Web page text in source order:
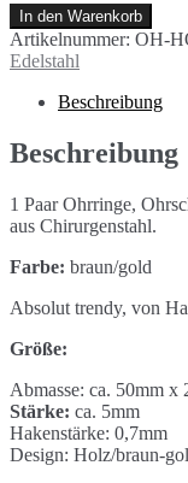
Ohrringe
aus
Holz
braun
In den Warenkorb
Artikelnummer: OH-
Edelstahl
Beschreibung
Beschreibung
1 Paar Ohrringe,
aus Chirurgenstahl.
Farbe: braun/gold
Absolut trendy, von
Größe:
Abmasse: ca. 50mm x
Stärke: ca. 5mm
Hakenstärke: 0,7mm
Design: Holz/braun-